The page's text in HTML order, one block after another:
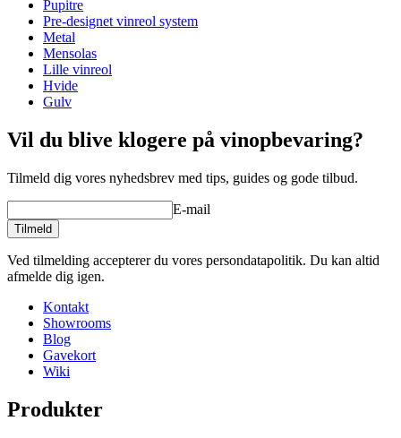
Højde (cm)
105
Bredde (cm)68
Dybde (cm)
Vægt (kg)
12
Pupitre
Pre-designet vinreol system
Metal
Mensolas
Lille vinreol
Hvide
Gulv
Vil du blive klogere på vinopbevaring?
Tilmeld dig vores nyhedsbrev med tips, guides og gode tilbud.
E-mail
Tilmeld
Ved tilmelding accepterer du vores persondatapolitik. Du kan altid
afmelde dig igen.
Kontakt
Showrooms
Blog
Gavekort
Wiki
Produkter